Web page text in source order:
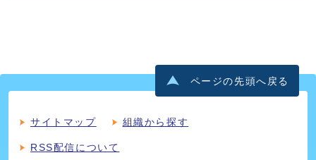
ページの先頭へ戻る
サイトマップ 組織から探す
RSS配信について